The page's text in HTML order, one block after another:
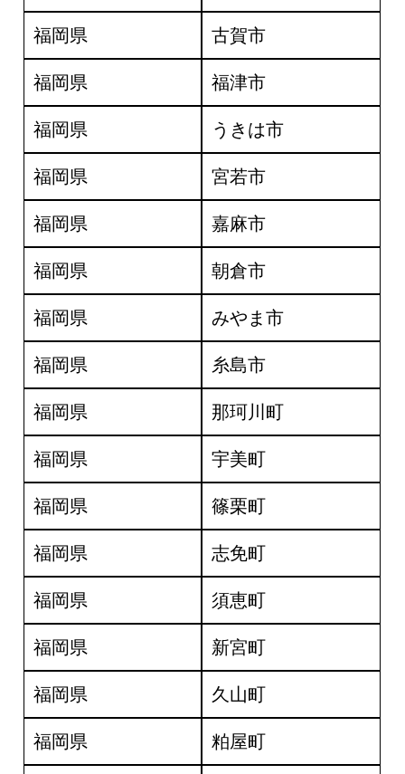
福岡県 古賀市
福岡県 福津市
福岡県 うきは市
福岡県 宮若市
福岡県 嘉麻市
福岡県 朝倉市
福岡県 みやま市
福岡県 糸島市
福岡県 那珂川町
福岡県 宇美町
福岡県 篠栗町
福岡県 志免町
福岡県 須恵町
福岡県 新宮町
福岡県 久山町
福岡県 粕屋町